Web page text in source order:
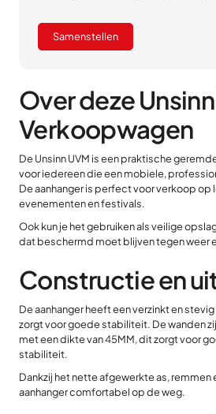
Samenstellen
Over deze
Verkoopwagen
De Unsinn UVM is een praktische
voor iedereen die een mobiele,
De aanhanger is perfect voor verkoop op
evenementen en festivals.
Ook kun je het gebruiken als veilige
dat beschermd moet blijven tegen weer
Constructie en
De aanhanger heeft een verzinkt en
zorgt voor goede stabiliteit. De wanden
met een dikte van 45MM, dit zorgt voor
stabiliteit.
Dankzij het nette afgewerkte as, remmen
aanhanger comfortabel op de weg.